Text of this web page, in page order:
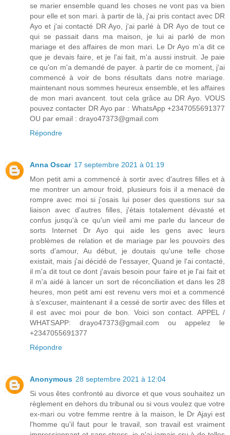
se marier ensemble quand les choses ne vont pas va bien
pour elle et son mari. à partir de là, j'ai pris contact avec DR
Ayo et j'ai contacté DR Ayo, j'ai parlé à DR Ayo de tout ce
qui se passait dans ma maison, je lui ai parlé de mon
mariage et des affaires de mon mari. Le Dr Ayo m'a dit ce
que je devais faire, et je l'ai fait, m'a aussi instruit. Je paie
ce qu'on m'a demandé de payer. à partir de ce moment, j'ai
commencé à voir de bons résultats dans notre mariage.
maintenant nous sommes heureux ensemble, et les affaires
de mon mari avancent. tout cela grâce au DR Ayo. VOUS
pouvez contacter DR Ayo par : WhatsApp +2347055691377
OU par email : drayo47373@gmail.com
Répondre
Anna Oscar 17 septembre 2021 à 01:19
Mon petit ami a commencé à sortir avec d'autres filles et à
me montrer un amour froid, plusieurs fois il a menacé de
rompre avec moi si j'osais lui poser des questions sur sa
liaison avec d'autres filles, j'étais totalement dévasté et
confus jusqu'à ce qu'un vieil ami me parle du lanceur de
sorts Internet Dr Ayo qui aide les gens avec leurs
problèmes de relation et de mariage par les pouvoirs des
sorts d'amour, Au début, je doutais qu'une telle chose
existait, mais j'ai décidé de l'essayer, Quand je l'ai contacté,
il m'a dit tout ce dont j'avais besoin pour faire et je l'ai fait et
il m'a aidé à lancer un sort de réconciliation et dans les 28
heures, mon petit ami est revenu vers moi et a commencé
à s'excuser, maintenant il a cessé de sortir avec des filles et
il est avec moi pour de bon. Voici son contact. APPEL /
WHATSAPP: drayo47373@gmail.com ou appelez le
+2347055691377
Répondre
Anonymous 28 septembre 2021 à 12:04
Si vous êtes confronté au divorce et que vous souhaitez un
règlement en dehors du tribunal ou si vous voulez que votre
ex-mari ou votre femme rentre à la maison, le Dr Ajayi est
l'homme qu'il faut pour le travail, son travail est vraiment